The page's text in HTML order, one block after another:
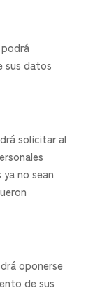
sus datos
solicitar al
no sean
oponerse
de sus